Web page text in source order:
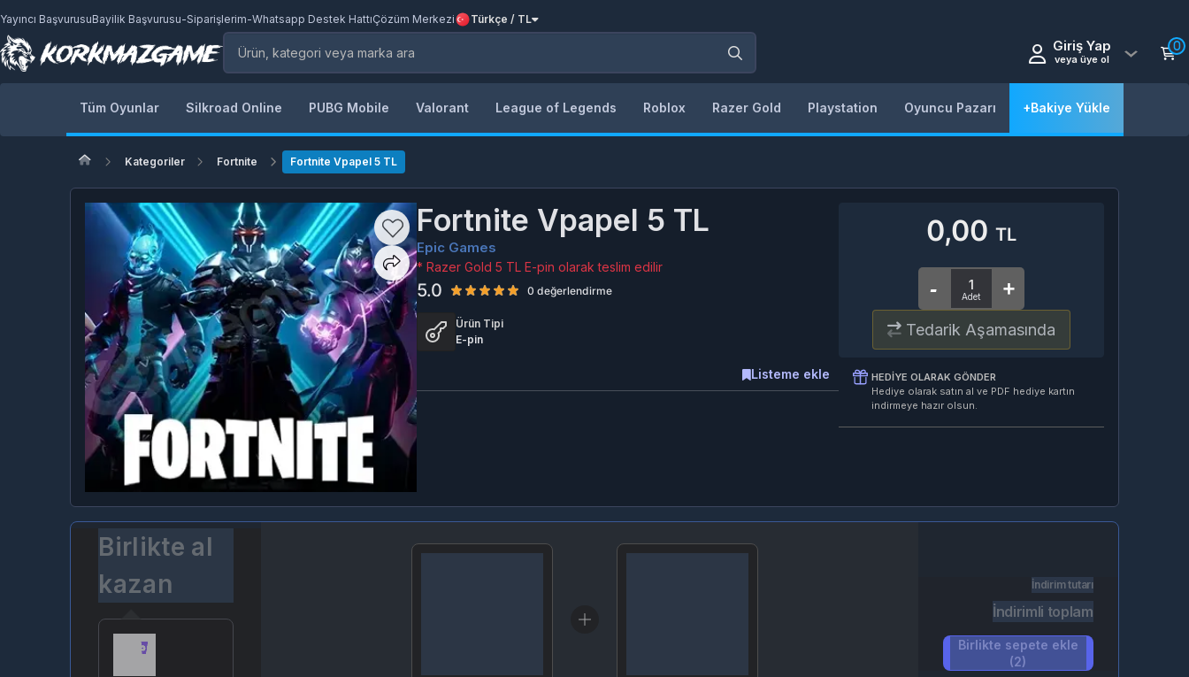
Yayıncı BaşvurusuBayilik Başvurusu-Siparişlerim-Whatsapp Destek HattıÇözüm Merkezi Türkçe / TL
Giriş Yap
veya üye ol
0
Tüm Oyunlar Silkroad Online PUBG Mobile Valorant League of Legends Roblox Razer Gold Playstation Oyuncu Pazarı +Bakiye Yükle
Kategoriler Fortnite Fortnite Vpapel 5 TL
Fortnite Vpapel 5 TL
Epic Games
* Razer Gold 5 TL E-pin olarak teslim edilir
5.0 0 değerlendirme
Ürün Tipi
E-pin
Listeme ekle
0,00 TL
Tedarik Aşamasında
HEDIYE OLARAK GÖNDER
Hediye olarak satın al ve PDF hediye kartın
indirmeye hazır olsun.
Birlikte al
kazan
İndirim tutarı
İndirimli toplam
Birlikte sepete ekle
(2)